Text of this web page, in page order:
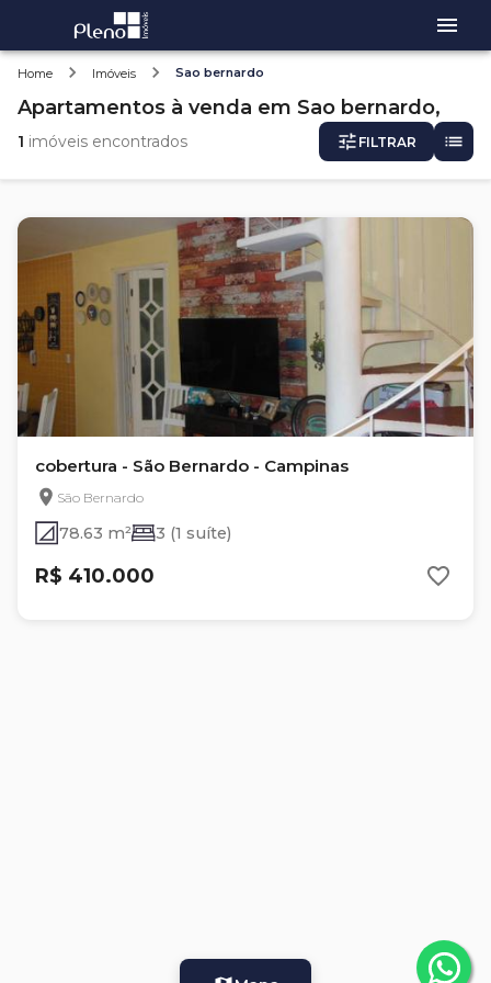
Home Imóveis Sao bernardo
Apartamentos à venda em Sao bernardo,
1 imóveis encontrados FILTRAR
cobertura - São Bernardo - Campinas
São Bernardo
78.63 m² 3 (1 suíte)
R$ 410.000